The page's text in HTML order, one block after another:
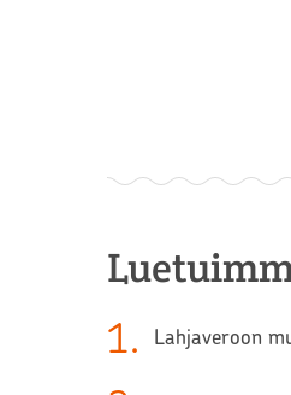
1. Lahjaveroon